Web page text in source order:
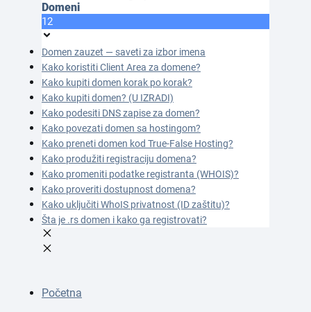
Domeni
12
Domen zauzet — saveti za izbor imena
Kako koristiti Client Area za domene?
Kako kupiti domen korak po korak?
Kako kupiti domen? (U IZRADI)
Kako podesiti DNS zapise za domen?
Kako povezati domen sa hostingom?
Kako preneti domen kod True-False Hosting?
Kako produžiti registraciju domena?
Kako promeniti podatke registranta (WHOIS)?
Kako proveriti dostupnost domena?
Kako uključiti WhoIS privatnost (ID zaštitu)?
Šta je .rs domen i kako ga registrovati?
Početna